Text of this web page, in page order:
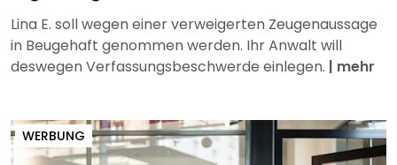
Lina E. soll wegen einer verweigerten Zeugenaussage
in Beugehaft genommen werden. Ihr Anwalt will
deswegen Verfassungsbeschwerde einlegen. | mehr
WERBUNG